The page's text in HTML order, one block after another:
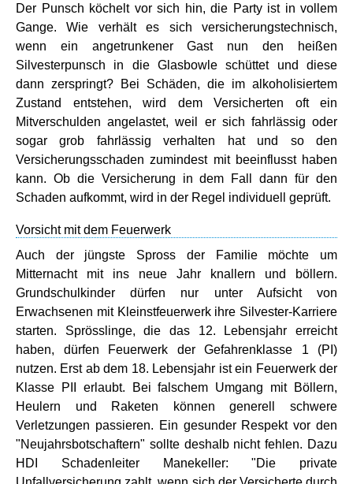
Der Punsch köchelt vor sich hin, die Party ist in vollem
Gange. Wie verhält es sich versicherungstechnisch,
wenn ein angetrunkener Gast nun den heißen
Silvesterpunsch in die Glasbowle schüttet und diese
dann zerspringt? Bei Schäden, die im alkoholisiertem
Zustand entstehen, wird dem Versicherten oft ein
Mitverschulden angelastet, weil er sich fahrlässig oder
sogar grob fahrlässig verhalten hat und so den
Versicherungsschaden zumindest mit beeinflusst haben
kann. Ob die Versicherung in dem Fall dann für den
Schaden aufkommt, wird in der Regel individuell geprüft.
Vorsicht mit dem Feuerwerk
Auch der jüngste Spross der Familie möchte um
Mitternacht mit ins neue Jahr knallern und böllern.
Grundschulkinder dürfen nur unter Aufsicht von
Erwachsenen mit Kleinstfeuerwerk ihre Silvester-Karriere
starten. Sprösslinge, die das 12. Lebensjahr erreicht
haben, dürfen Feuerwerk der Gefahrenklasse 1 (PI)
nutzen. Erst ab dem 18. Lebensjahr ist ein Feuerwerk der
Klasse PII erlaubt. Bei falschem Umgang mit Böllern,
Heulern und Raketen können generell schwere
Verletzungen passieren. Ein gesunder Respekt vor den
"Neujahrsbotschaftern" sollte deshalb nicht fehlen. Dazu
HDI Schadenleiter Manekeller: "Die private